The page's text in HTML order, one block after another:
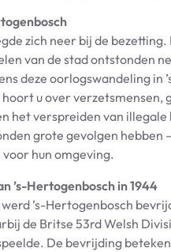
zich neer bij de bezetting.
van de stad ontstonden
deze oorlogswandeling in
u over verzetsmensen,
het verspreiden van illegale
grote gevolgen hebben
hun omgeving.
’s-Hertogenbosch in 1944
’s-Hertogenbosch
de Britse 53rd Welsh
De bevrijding